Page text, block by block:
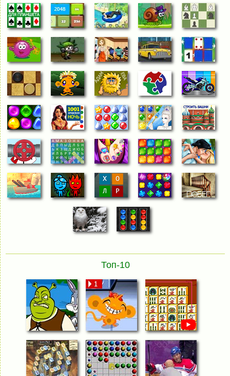
Топ-10